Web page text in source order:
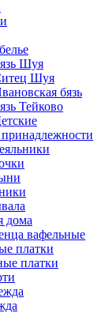
Шуя
Шуя
бязь
Тейково
дома
вафельные
платки
платки